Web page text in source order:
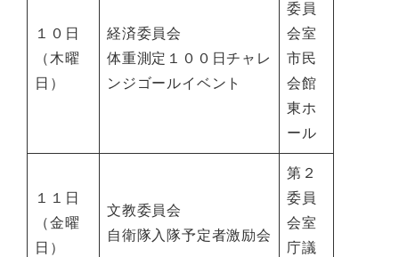
１０日
（木曜
日）
経済委員会
体重測定１００日チャレ
ンジゴールイベント
委員
会室
市民
会館
東ホ
ール
１１日
（金曜
日）
文教委員会
自衛隊入隊予定者激励会
第２
委員
会室
庁議